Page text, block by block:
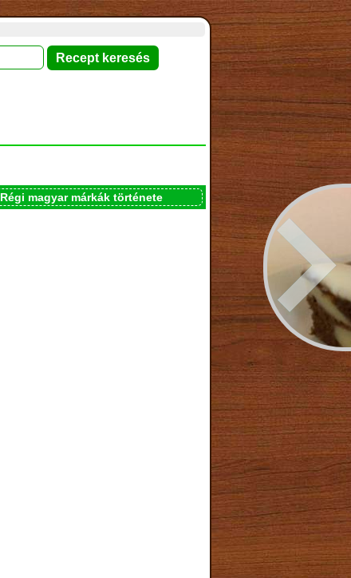
Régi magyar márkák története